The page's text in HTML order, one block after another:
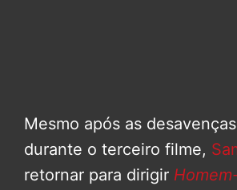
Mesmo após as
durante o terceiro filme,
retornar para dirigir